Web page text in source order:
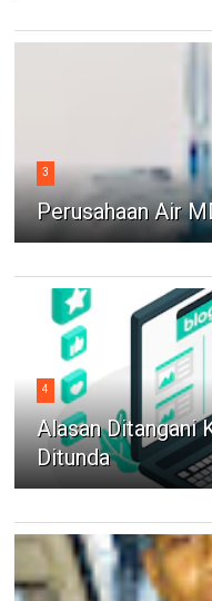
3
Perusahaan Air
4
Alasan Ditangani
Ditunda